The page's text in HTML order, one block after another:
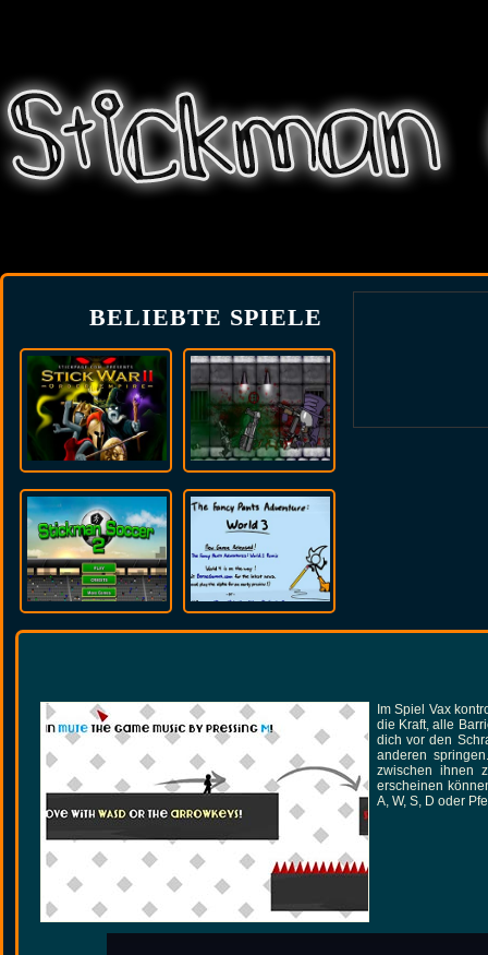
BELIEBTE SPIELE
Im Spiel Vax
die Kraft, alle
dich vor den
anderen
zwischen ihnen
erscheinen
A, W, S, D oder